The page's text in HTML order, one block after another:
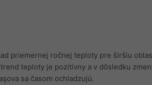
priemernej ročnej teploty pre širšiu
teploty je pozitívny a v dôsledku
sa časom ochladzujú.